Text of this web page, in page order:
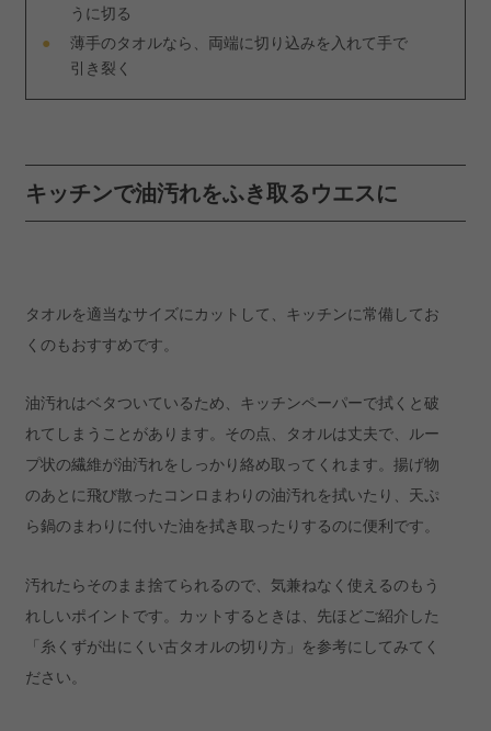
うに切る
薄手のタオルなら、両端に切り込みを入れて手で
引き裂く
キッチンで油汚れをふき取るウエスに
タオルを適当なサイズにカットして、キッチンに常備してお
くのもおすすめです。
油汚れはベタついているため、キッチンペーパーで拭くと破
れてしまうことがあります。その点、タオルは丈夫で、ルー
プ状の繊維が油汚れをしっかり絡め取ってくれます。揚げ物
のあとに飛び散ったコンロまわりの油汚れを拭いたり、天ぷ
ら鍋のまわりに付いた油を拭き取ったりするのに便利です。
汚れたらそのまま捨てられるので、気兼ねなく使えるのもう
れしいポイントです。カットするときは、先ほどご紹介した
「糸くずが出にくい古タオルの切り方」を参考にしてみてく
ださい。